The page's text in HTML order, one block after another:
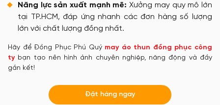
Năng lực sản xuất mạnh mẽ: Xưởng may quy mô lớn
tại TP.HCM, đáp ứng nhanh các đơn hàng số lượng
lớn với chất lượng đồng nhất.
Hãy để Đồng Phục Phú Quý may áo thun đồng phục công
ty bạn tạo nên hình ảnh chuyên nghiệp, năng động và đầy
gắn kết!
Đặt hàng ngay